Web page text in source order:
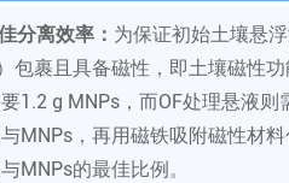
分离效率： 为保证初始土壤悬
）包裹且具备磁性，即土壤磁性
1.2 g MNPs，而OF处理悬液
MNPs，再用磁铁吸附磁性材
MNPs的最佳比例。